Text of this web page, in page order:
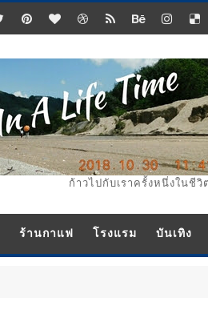
ก้าวไปกับเราครั้งหนึ่งในชีวิ
ร้านกาแฟ โรงแรม บันเทิง